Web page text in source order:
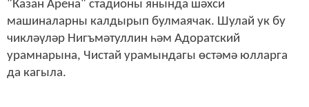
"Казан Арена" стадионы янында шәхси
машиналарны калдырып булмаячак. Шулай ук бу
чикләүләр Нигъмәтуллин һәм Адоратский
урамнарына, Чистай урамындагы өстәмә юлларга
да кагыла.